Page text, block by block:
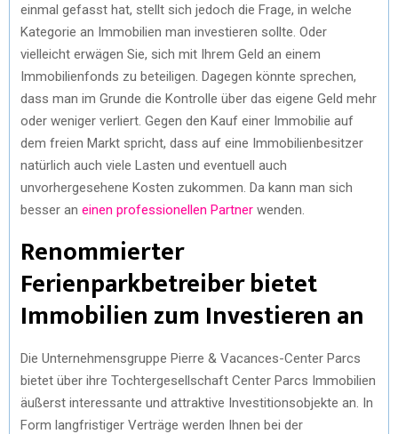
einmal gefasst hat, stellt sich jedoch die Frage, in welche
Kategorie an Immobilien man investieren sollte. Oder
vielleicht erwägen Sie, sich mit Ihrem Geld an einem
Immobilienfonds zu beteiligen. Dagegen könnte sprechen,
dass man im Grunde die Kontrolle über das eigene Geld mehr
oder weniger verliert. Gegen den Kauf einer Immobilie auf
dem freien Markt spricht, dass auf eine Immobilienbesitzer
natürlich auch viele Lasten und eventuell auch
unvorhergesehene Kosten zukommen. Da kann man sich
besser an einen professionellen Partner wenden.
Renommierter
Ferienparkbetreiber bietet
Immobilien zum Investieren an
Die Unternehmensgruppe Pierre & Vacances-Center Parcs
bietet über ihre Tochtergesellschaft Center Parcs Immobilien
äußerst interessante und attraktive Investitionsobjekte an. In
Form langfristiger Verträge werden Ihnen bei der